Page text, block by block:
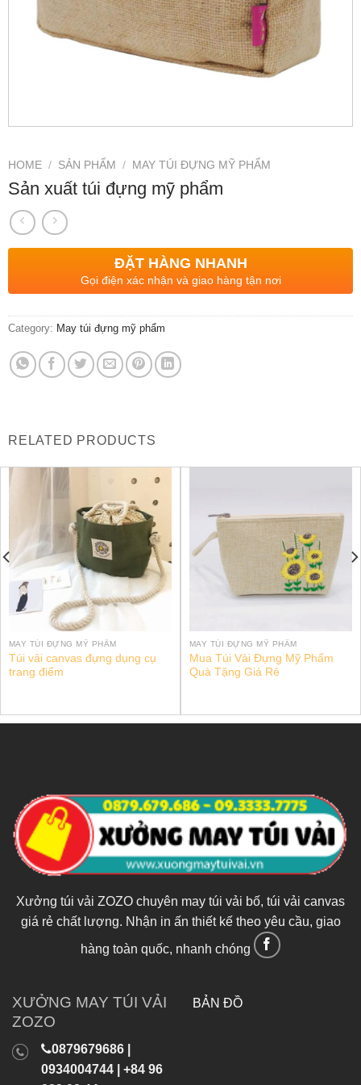
HOME / SẢN PHẨM / MAY TÚI ĐỰNG MỸ PHẨM
Sản xuất túi đựng mỹ phẩm
ĐẶT HÀNG NHANH
Gọi điện xác nhận và giao hàng tận nơi
Category: May túi đựng mỹ phẩm
RELATED PRODUCTS
MAY TÚI ĐỰNG MỸ PHẨM
Túi vải canvas đựng dụng cụ
trang điểm
MAY TÚI ĐỰNG MỸ PHẨM
Mua Túi Vải Đựng Mỹ Phẩm
Quà Tặng Giá Rẻ
Xưởng túi vải ZOZO chuyên may túi vải bố, túi vải canvas
giá rẻ chất lượng. Nhận in ấn thiết kế theo yêu cầu, giao
hàng toàn quốc, nhanh chóng
XƯỞNG MAY TÚI VẢI
ZOZO
0879679686 |
0934004744 | +84 96
BẢN ĐỒ